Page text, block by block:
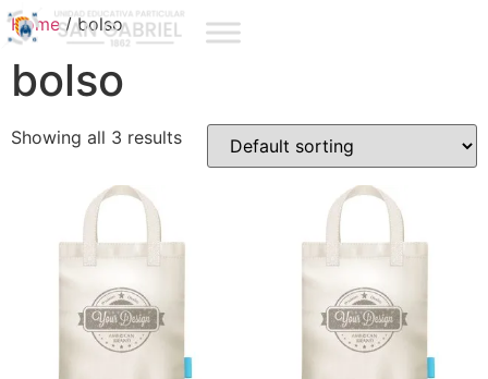
Home/ bolso
bolso
Showing all 3 results